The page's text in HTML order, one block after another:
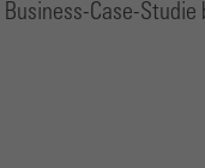
Case-Studie